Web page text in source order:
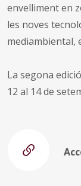
envelliment en
les noves
mediambiental,
La segona
12 al 14 de